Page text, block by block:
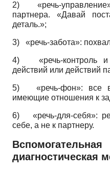
2)«речь-
партнера. «Давай
деталь.»;
3) «речь-забота»:
4) «речь-контроль
действий или действий
5) «речь-фон»: все
имеющие отношения к
6) «речь-для-себя»:
себе, а не к партнеру.
Вспомогательная
диагностическая